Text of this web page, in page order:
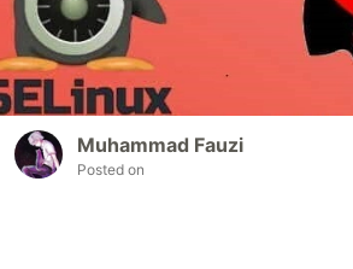
Muhammad Fauzi
Posted on